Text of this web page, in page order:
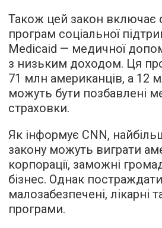
Також цей закон включає
програм соціальної
Medicaid — медичної
з низьким доходом. Ця
71 млн американців, а 12
можуть бути позбавлені
страховки.
Як інформує CNN,
закону можуть виграти
корпорації, заможні
бізнес. Однак
малозабезпечені, лікарні
програми.